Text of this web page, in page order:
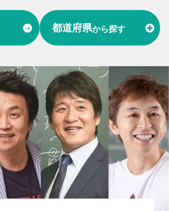
都道府県から探す
東海 愛知県 岐阜県
関西 大阪府 兵庫県
中国 山口県
九州 福岡県 熊本県 長崎県